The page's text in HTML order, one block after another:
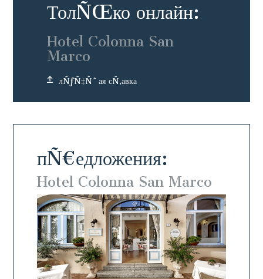
пÑ€едложения:
Hotel Colonna San Marco
ТолÑŒко онлайн:
Hotel Colonna San
Marco
лÑƒÑ‡Ñˆая сÑ‚авка